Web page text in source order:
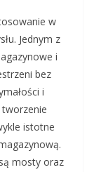
w
Jednym z
i
bez
i
istotne
mosty oraz